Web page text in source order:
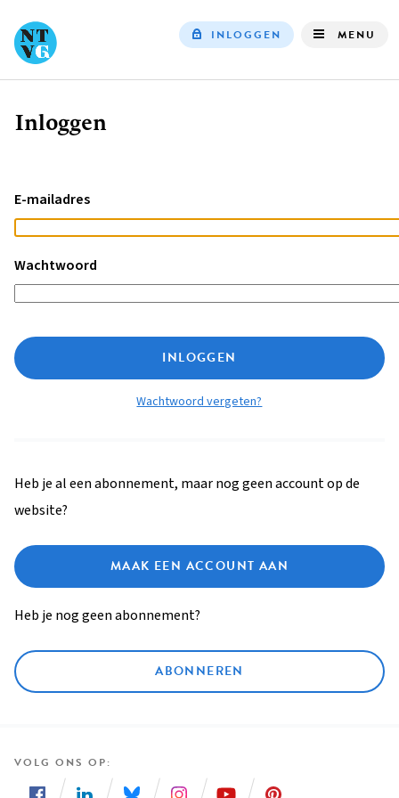
INLOGGEN MENU
Kruimelpad
Inloggen
E-mailadres
Wachtwoord
INLOGGEN
Wachtwoord vergeten?
Heb je al een abonnement, maar nog geen account op de
website?
MAAK EEN ACCOUNT AAN
Heb je nog geen abonnement?
ABONNEREN
VOLG ONS OP